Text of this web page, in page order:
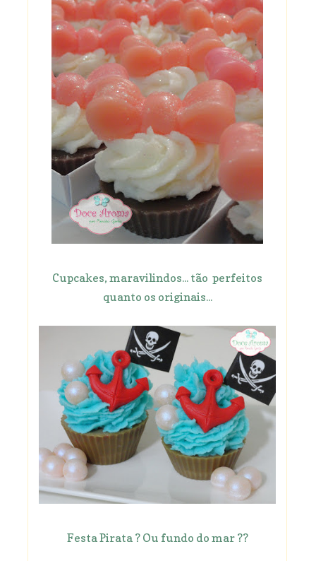
Cupcakes, maravilindos... tão perfeitos
quanto os originais...
Festa Pirata ? Ou fundo do mar ??